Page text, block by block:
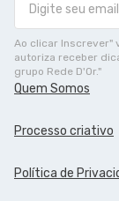
Ao clicar Inscrever"
autoriza receber
grupo Rede D'Or."
Quem Somos
Processo criativo
Política de